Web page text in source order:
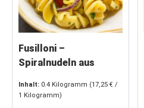
Fusilloni –
Spiralnudeln aus
servierfertig (2 x 200
Inhalt: 0.4 Kilogramm (17,25 € /
1 Kilogramm)